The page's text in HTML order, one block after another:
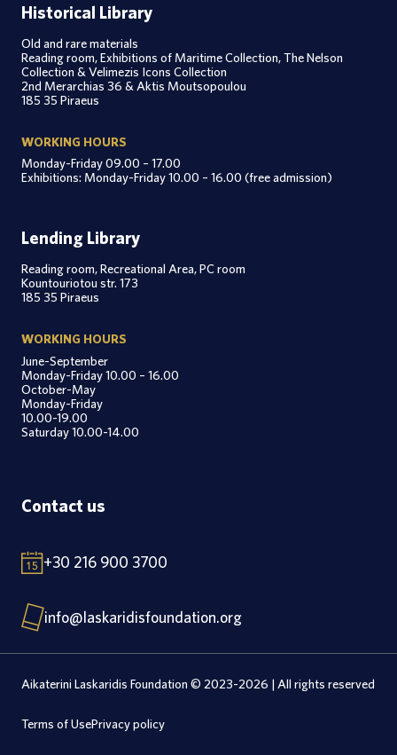
Historical Library
Old and rare materials
Reading room, Exhibitions of Maritime Collection, The Nelson
Collection & Velimezis Icons Collection
2nd Merarchias 36 & Aktis Moutsopoulou
185 35 Piraeus
WORKING HOURS
Monday-Friday 09.00 – 17.00
Exhibitions: Monday-Friday 10.00 – 16.00 (free admission)
Lending Library
Reading room, Recreational Area, PC room
Kountouriotou str. 173
185 35 Piraeus
WORKING HOURS
June-September
Monday-Friday 10.00 – 16.00
October-May
Monday-Friday
10.00-19.00
Saturday 10.00-14.00
Contact us
+30 216 900 3700
info@laskaridisfoundation.org
Aikaterini Laskaridis Foundation © 2023-2026 | All rights reserved
Terms of UsePrivacy policy